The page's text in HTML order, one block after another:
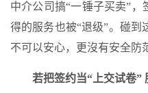
中介公司搞“一锤子买卖”，
得的服务也被“退级”。碰到
不可以安心，更沒有安全防
若把签约当“上交试卷”